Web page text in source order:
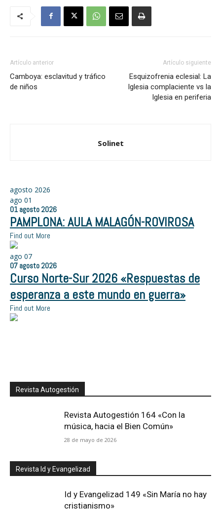
Artículo anterior
Camboya: esclavitud y tráfico
de niños
Artículo siguiente
Esquizofrenia eclesial: La
Iglesia complaciente vs la
Iglesia en periferia
Solinet
agosto 2026
ago 01
01 agosto 2026
PAMPLONA: AULA MALAGÓN-ROVIROSA
Find out More
ago 07
07 agosto 2026
Curso Norte-Sur 2026 «Respuestas de
esperanza a este mundo en guerra»
Find out More
Revista Autogestión
Revista Autogestión 164 «Con la
música, hacia el Bien Común»
28 de mayo de 2026
Revista Id y Evangelizad
Id y Evangelizad 149 «Sin María no hay
cristianismo»